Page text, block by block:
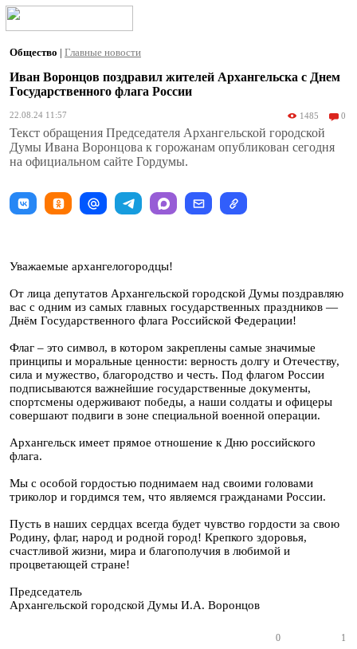
Общество | Главные новости
Иван Воронцов поздравил жителей Архангельска с Днем
Государственного флага России
22.08.24 11:57 1485 0
Текст обращения Председателя Архангельской городской
Думы Ивана Воронцова к горожанам опубликован сегодня
на официальном сайте Гордумы.
Уважаемые архангелогородцы!
От лица депутатов Архангельской городской Думы поздравляю
вас с одним из самых главных государственных праздников —
Днём Государственного флага Российской Федерации!
Флаг – это символ, в котором закреплены самые значимые
принципы и моральные ценности: верность долгу и Отечеству,
сила и мужество, благородство и честь. Под флагом России
подписываются важнейшие государственные документы,
спортсмены одерживают победы, а наши солдаты и офицеры
совершают подвиги в зоне специальной военной операции.
Архангельск имеет прямое отношение к Дню российского
флага.
Мы с особой гордостью поднимаем над своими головами
триколор и гордимся тем, что являемся гражданами России.
Пусть в наших сердцах всегда будет чувство гордости за свою
Родину, флаг, народ и родной город! Крепкого здоровья,
счастливой жизни, мира и благополучия в любимой и
процветающей стране!
Председатель
Архангельской городской Думы И.А. Воронцов
0 1